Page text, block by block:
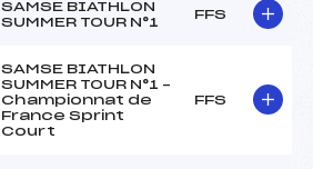
SAMSE BIATHLON
SUMMER TOUR N°1
FFS
SAMSE BIATHLON
SUMMER TOUR N°1 –
Championnat de
France Sprint
Court
FFS